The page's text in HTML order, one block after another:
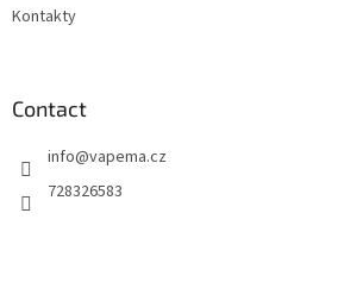
Kontakty
Contact
info@vapema.cz
728326583